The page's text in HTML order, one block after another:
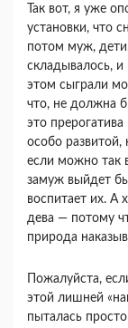
Так вот, я уже
установки, что
потом муж,
складывалось,
этом сыграли
что, не должна
это
особо
если можно так
замуж выйдет
воспитает их. А
дева — потому
природа
Пожалуйста,
этой лишней
пыталась